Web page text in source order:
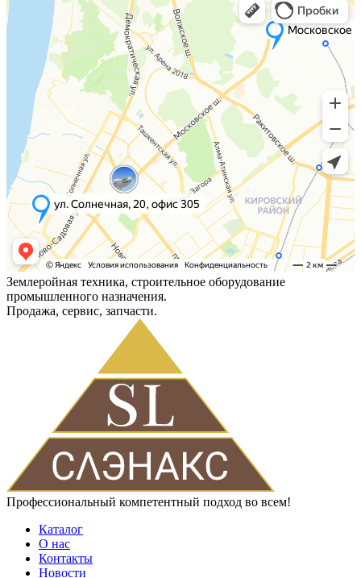
Землеройная техника, строительное оборудование
промышленного назначения.
Продажа, сервис, запчасти.
Профессиональный компетентный подход во всем!
Каталог
О нас
Контакты
Новости